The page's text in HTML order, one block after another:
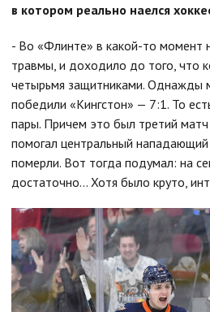
в котором реально наелся
- Во «Флинте» в какой-то момент
травмы, и доходило до того, что
четырьмя защитниками. Однажды
победили «Кингстон» — 7:1. То
пары. Причем это был третий
помогал центральный
померли. Вот тогда подумал: на
достаточно... Хотя было круто,